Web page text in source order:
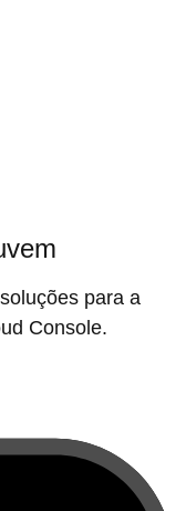
para a
Console.